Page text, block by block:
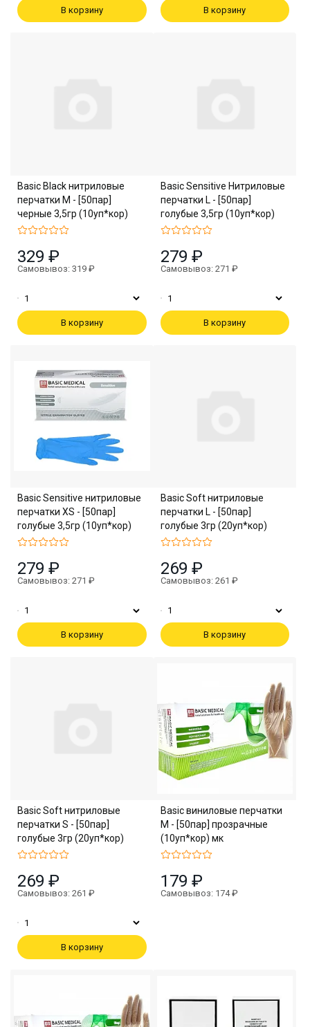
В корзину В корзину
Basic Black нитриловые
перчатки M - [50пар]
черные 3,5гр (10уп*кор)
329 ₽
Самовывоз: 319 ₽
В корзину
Basic Sensitive Нитриловые
перчатки L - [50пар]
голубые 3,5гр (10уп*кор)
279 ₽
Самовывоз: 271 ₽
В корзину
Basic Sensitive нитриловые
перчатки XS - [50пар]
голубые 3,5гр (10уп*кор)
279 ₽
Самовывоз: 271 ₽
В корзину
Basic Soft нитриловые
перчатки L - [50пар]
голубые 3гр (20уп*кор)
269 ₽
Самовывоз: 261 ₽
В корзину
Basic Soft нитриловые
перчатки S - [50пар]
голубые 3гр (20уп*кор)
269 ₽
Самовывоз: 261 ₽
В корзину
Basic виниловые перчатки
M - [50пар] прозрачные
(10уп*кор) мк
179 ₽
Самовывоз: 174 ₽